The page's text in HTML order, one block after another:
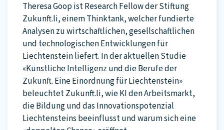
Theresa Goop ist Research Fellow der Stiftung
Zukunft.li, einem Thinktank, welcher fundierte
Analysen zu wirtschaftlichen, gesellschaftlichen
und technologischen Entwicklungen für
Liechtenstein liefert. In der aktuellen Studie
«Künstliche Intelligenz und die Berufe der
Zukunft. Eine Einordnung für Liechtenstein»
beleuchtet Zukunft.li, wie KI den Arbeitsmarkt,
die Bildung und das Innovationspotenzial
Liechtensteins beeinflusst und warum sich eine